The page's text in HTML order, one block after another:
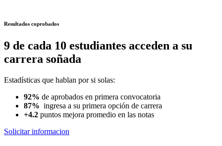
Resultados coprobados
9 de cada 10 estudiantes acceden a su
carrera soñada
Estadísticas que hablan por si solas:
92% de aprobados en primera convocatoria
87% ingresa a su primera opción de carrera
+4.2 puntos mejora promedio en las notas
Solicitar informacion